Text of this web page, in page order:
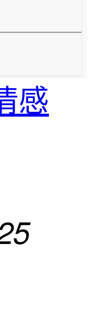
感